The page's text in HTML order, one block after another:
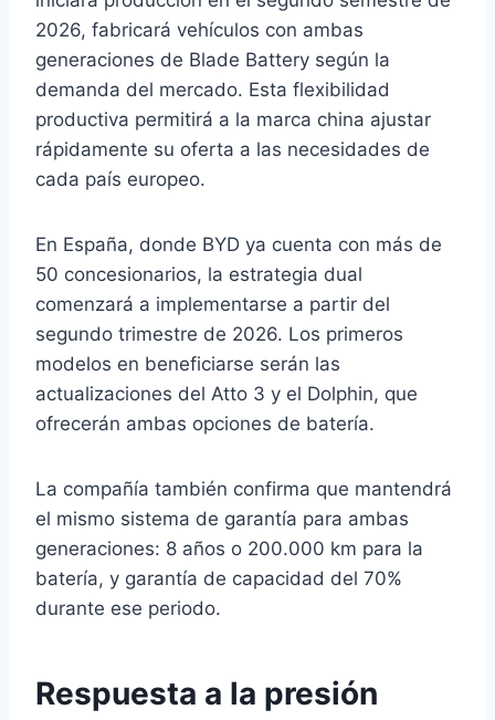
2026, fabricará vehículos con ambas
generaciones de Blade Battery según la
demanda del mercado. Esta flexibilidad
productiva permitirá a la marca china ajustar
rápidamente su oferta a las necesidades de
cada país europeo.
En España, donde BYD ya cuenta con más de
50 concesionarios, la estrategia dual
comenzará a implementarse a partir del
segundo trimestre de 2026. Los primeros
modelos en beneficiarse serán las
actualizaciones del Atto 3 y el Dolphin, que
ofrecerán ambas opciones de batería.
La compañía también confirma que mantendrá
el mismo sistema de garantía para ambas
generaciones: 8 años o 200.000 km para la
batería, y garantía de capacidad del 70%
durante ese periodo.
Respuesta a la presión